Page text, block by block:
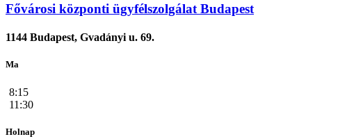
Fővárosi központi ügyfélszolgálat Budapest
1144 Budapest, Gvadányi u. 69.
Ma
8:15
11:30
Holnap